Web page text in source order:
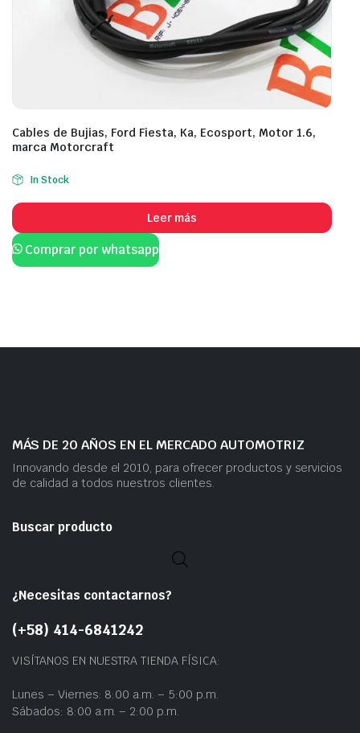
Cables de Bujias, Ford Fiesta, Ka, Ecosport, Motor 1.6,
marca Motorcraft
In Stock
Leer más
Comprar por whatsapp
MÁS DE 20 AÑOS EN EL MERCADO AUTOMOTRIZ
Innovando desde el 2010, para ofrecer productos y servicios
de calidad a todos nuestros clientes.
Buscar producto
¿Necesitas contactarnos?
(+58) 414-6841242
VISÍTANOS EN NUESTRA TIENDA FÍSICA:
Lunes – Viernes: 8:00 a.m. – 5:00 p.m.
Sábados: 8:00 a.m. – 2:00 p.m.